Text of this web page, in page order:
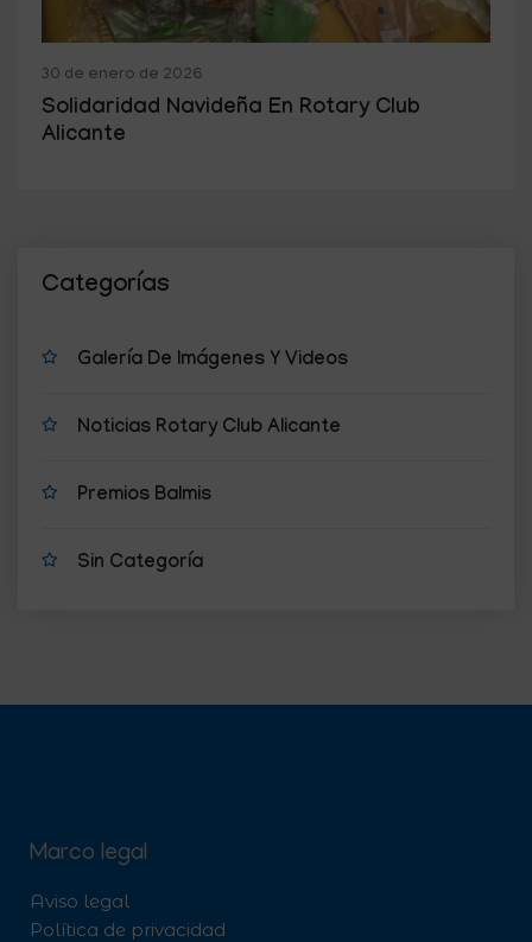
30 de enero de 2026
Solidaridad Navideña En Rotary Club
Alicante
Categorías
Galería De Imágenes Y Videos
Noticias Rotary Club Alicante
Premios Balmis
Sin Categoría
Marco legal
Aviso legal
Política de privacidad